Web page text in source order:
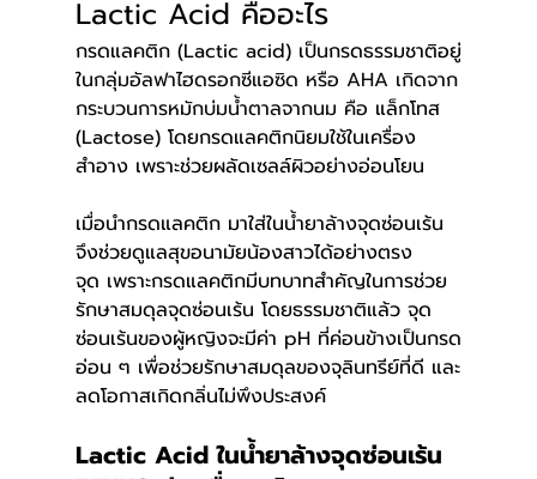
Lactic Acid คืออะไร
กรดแลคติก (Lactic acid) เป็นกรดธรรมชาติอยู่
ในกลุ่มอัลฟาไฮดรอกซีแอซิด หรือ AHA เกิดจาก
กระบวนการหมักบ่มน้ำตาลจากนม คือ แล็กโทส
(Lactose) โดยกรดแลคติกนิยมใช้ในเครื่อง
สำอาง เพราะช่วยผลัดเซลล์ผิวอย่างอ่อนโยน
เมื่อนำกรดแลคติก มาใส่ในน้ำยาล้างจุดซ่อนเร้น
จึงช่วยดูแลสุขอนามัยน้องสาวได้อย่างตรง
จุด เพราะกรดแลคติกมีบทบาทสำคัญในการช่วย
รักษาสมดุลจุดซ่อนเร้น โดยธรรมชาติแล้ว จุด
ซ่อนเร้นของผู้หญิงจะมีค่า pH ที่ค่อนข้างเป็นกรด
อ่อน ๆ เพื่อช่วยรักษาสมดุลของจุลินทรีย์ที่ดี และ
ลดโอกาสเกิดกลิ่นไม่พึงประสงค์
Lactic Acid ในน้ำยาล้างจุดซ่อนเร้น